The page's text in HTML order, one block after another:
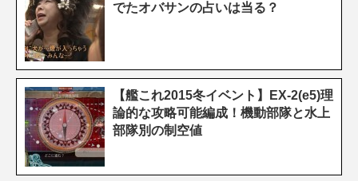
でたオバサンの占いは当る？
【艦これ2015冬イベント】EX-2(e5)理
論的な攻略可能編成！機動部隊と水上
部隊別の制空値